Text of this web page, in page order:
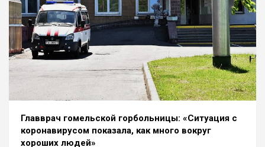
Главврач гомельской горбольницы: «Ситуация с
коронавирусом показала, как много вокруг
хороших людей»